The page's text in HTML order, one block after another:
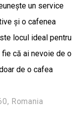
un service
și o cafenea
locul ideal pentru
că ai nevoie de o
de o cafea
Romania